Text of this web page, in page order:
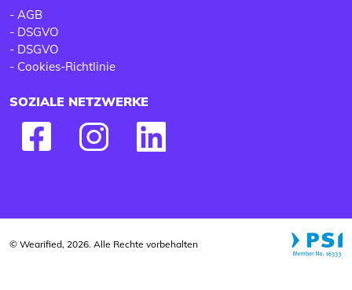
- AGB
- DSGVO
- DSGVO
- Cookies-Richtlinie
SOZIALE NETZWERKE
© Wearified, 2026. Alle Rechte vorbehalten